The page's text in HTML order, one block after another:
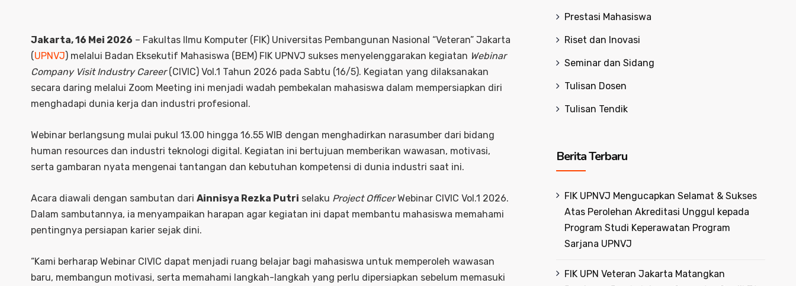
Jakarta, 16 Mei 2026 – Fakultas Ilmu Komputer (FIK) Universitas Pembangunan Nasional “Veteran” Jakarta
(UPNVJ) melalui Badan Eksekutif Mahasiswa (BEM) FIK UPNVJ sukses menyelenggarakan kegiatan Webinar
Company Visit Industry Career(CIVIC) Vol.1 Tahun 2026 pada Sabtu (16/5). Kegiatan yang dilaksanakan
secara daring melalui Zoom Meeting ini menjadi wadah pembekalan mahasiswa dalam mempersiapkan diri
menghadapi dunia kerja dan industri profesional.
Webinar berlangsung mulai pukul 13.00 hingga 16.55 WIB dengan menghadirkan narasumber dari bidang
human resources dan industri teknologi digital. Kegiatan ini bertujuan memberikan wawasan, motivasi,
serta gambaran nyata mengenai tantangan dan kebutuhan kompetensi di dunia industri saat ini.
Acara diawali dengan sambutan dari Ainnisya Rezka Putri selaku Project OfficerWebinar CIVIC Vol.1 2026.
Dalam sambutannya, ia menyampaikan harapan agar kegiatan ini dapat membantu mahasiswa memahami
pentingnya persiapan karier sejak dini.
“Kami berharap Webinar CIVIC dapat menjadi ruang belajar bagi mahasiswa untuk memperoleh wawasan
baru, membangun motivasi, serta memahami langkah-langkah yang perlu dipersiapkan sebelum memasuki
Prestasi Mahasiswa
Riset dan Inovasi
Seminar dan Sidang
Tulisan Dosen
Tulisan Tendik
Berita Terbaru
FIK UPNVJ Mengucapkan Selamat & Sukses
Atas Perolehan Akreditasi Unggul kepada
Program Studi Keperawatan Program
Sarjana UPNVJ
FIK UPN Veteran Jakarta Matangkan